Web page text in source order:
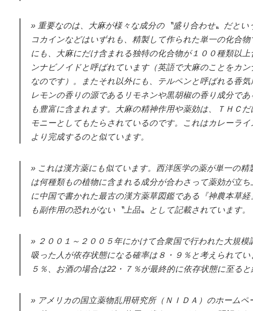
重要なのは、大麻が様々な成分の〝盛り合わせ〟だとい
コカインなどはいずれも、精製して作られた単一の化合
にも、大麻にだけ含まれる独特の化合物が１００種類以
ンナビノイドと呼ばれています（英語で大麻のことをカ
なのです）。またそれ以外にも、テルペンと呼ばれる香気
レモンの香りの源であるリモネンや黒胡椒の香り成分で
も豊富に含まれます。大麻の精神作用や薬効は、ＴＨＣ
モニーとしてもたらされているのです。これはカレーラ
より完成するのと似ています。
これは漢方薬にも似ています。西洋医学の薬が単一の
は何種類もの植物に含まれる成分が合わさって薬効が立
に中国で書かれた最古の漢方薬草図鑑である『神農本草
も副作用の恐れがない〝上品〟として記載されています。
２００１～２００５年にかけて合衆国で行われた大規
吸った人が依存状態になる確率は８・９％と考えられて
５％、お酒の場合は22・７％が最終的に依存状態に至ると
アメリカの国立薬物乱用研究所（ＮＩＤＡ）のホーム